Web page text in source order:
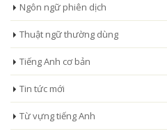
Ngôn ngữ phiên dịch
Thuật ngữ thường dùng
Tiếng Anh cơ bản
Tin tức mới
Từ vựng tiếng Anh